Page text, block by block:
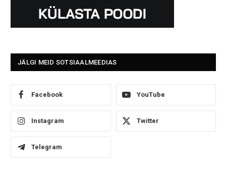
JÄLGI MEID SOTSIAALMEEDIAS
Facebook YouTube
Instagram Twitter
Telegram